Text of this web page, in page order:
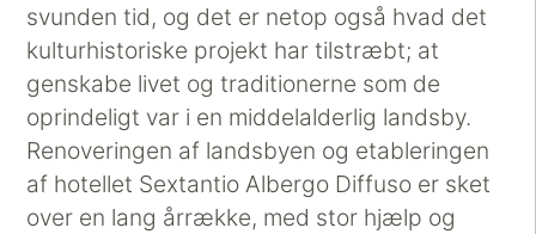
svunden tid, og det er netop også hvad det
kulturhistoriske projekt har tilstræbt; at
genskabe livet og traditionerne som de
oprindeligt var i en middelalderlig landsby.
Renoveringen af landsbyen og etableringen
af hotellet Sextantio Albergo Diffuso er sket
over en lang årrække, med stor hjælp og